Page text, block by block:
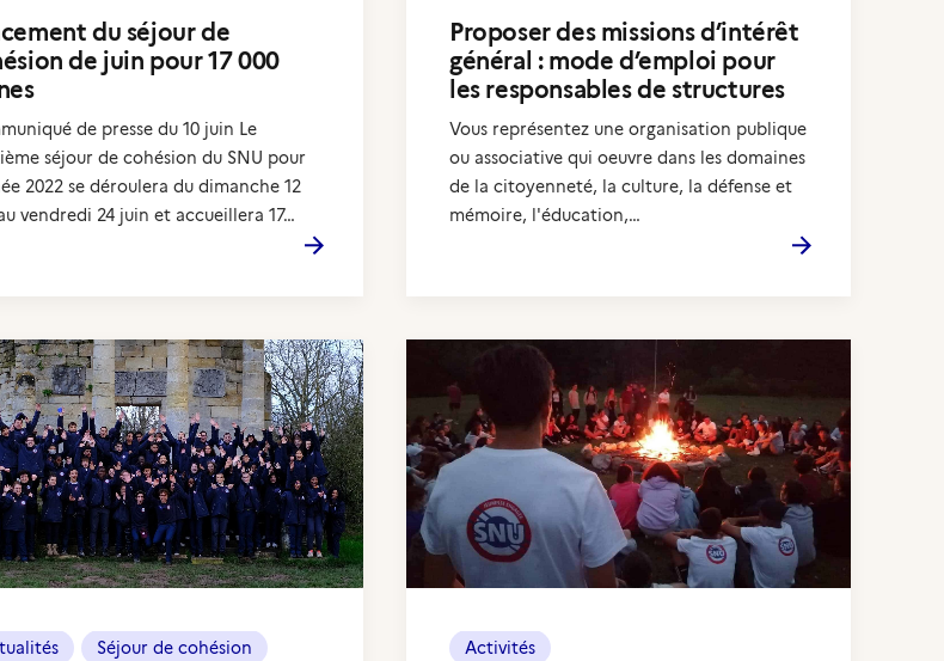
du séjour de
de juin pour 17 000
de presse du 10 juin Le
séjour de cohésion du SNU pour
2022 se déroulera du dimanche 12
vendredi 24 juin et accueillera 17…
Proposer des missions d’intérêt
général : mode d’emploi pour
les responsables de structures
Vous représentez une organisation publique
ou associative qui oeuvre dans les domaines
de la citoyenneté, la culture, la défense et
mémoire, l'éducation,…
Séjour de cohésion Activités